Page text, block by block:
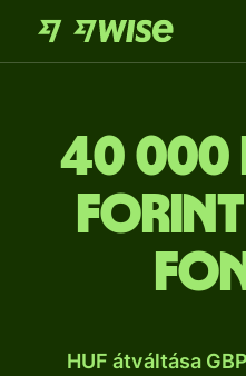
40
HUF átváltása